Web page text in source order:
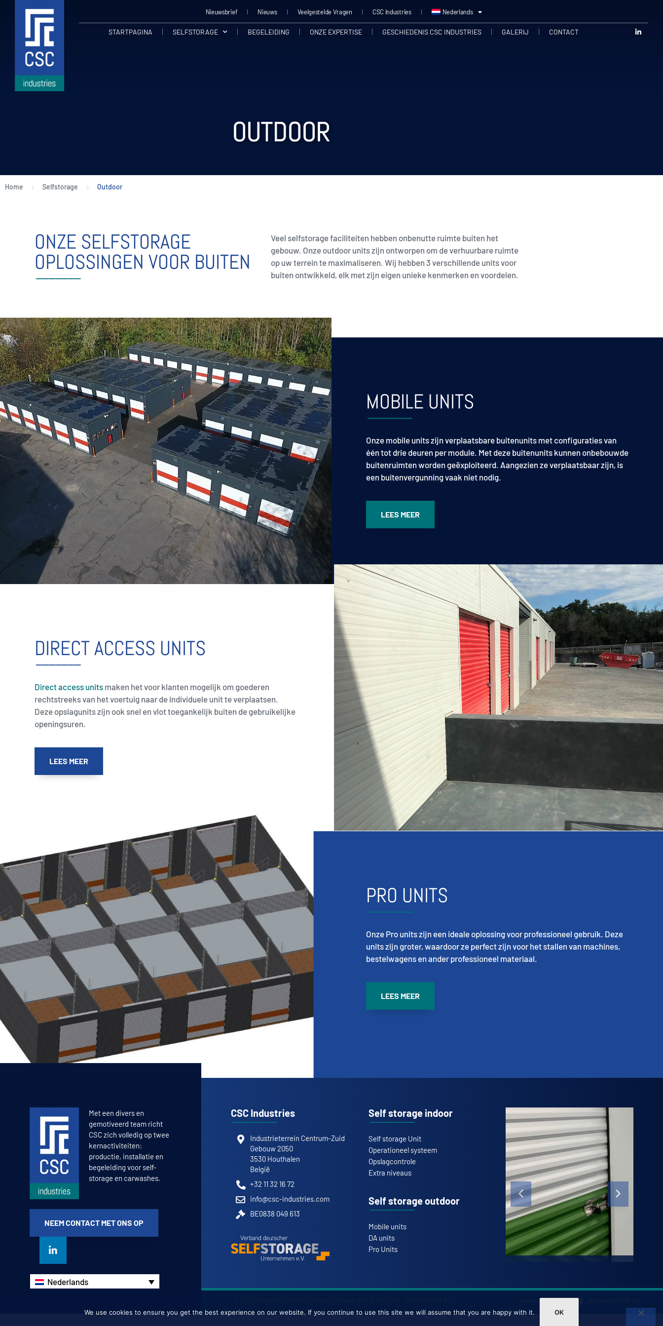
Nieuwsbrief Nieuws Veelgestelde Vragen CSC Industries Nederlands
STARTPAGINA SELFSTORAGE BEGELEIDING ONZE EXPERTISE GESCHIEDENIS CSC INDUSTRIES GALERIJ CONTACT
OUTDOOR
Home Selfstorage Outdoor
ONZE SELFSTORAGE
OPLOSSINGEN VOOR BUITEN
Veel selfstorage faciliteiten hebben onbenutte ruimte buiten het
gebouw. Onze outdoor units zijn ontworpen om de verhuurbare ruimte
op uw terrein te maximaliseren. Wij hebben 3 verschillende units voor
buiten ontwikkeld, elk met zijn eigen unieke kenmerken en voordelen.
MOBILE UNITS
Onze mobile unitszijn verplaatsbare buitenunits met configuraties van
één tot drie deuren per module. Met deze buitenunits kunnen onbebouwde
buitenruimten worden geëxploiteerd. Aangezien ze verplaatsbaar zijn, is
een buitenvergunning vaak niet nodig.
LEES MEER
DIRECT ACCESS UNITS
Direct access units maken het voor klanten mogelijk om goederen
rechtstreeks van het voertuig naar de individuele unit te verplaatsen.
Deze opslagunits zijn ook snel en vlot toegankelijk buiten de gebruikelijke
openingsuren.
LEES MEER
PRO UNITS
Onze Pro unitszijn een ideale oplossing voor professioneel gebruik. Deze
units zijn groter, waardoor ze perfect zijn voor het stallen van machines,
bestelwagens en ander professioneel materiaal.
LEES MEER
Met een divers en
gemotiveerd team richt
CSC zich volledig op twee
kernactiviteiten:
productie, installatie en
begeleiding voor self-
storage en carwashes.
NEEM CONTACT MET ONS OP
Nederlands
CSC Industries
Industrieterrein Centrum-Zuid
Gebouw 2050
3530 Houthalen
België
+32 11 32 16 72
info@csc-industries.com
BE0838 049 613
Self storage indoor
Self storage Unit
Operationeel systeem
Opslagcontrole
Extra niveaus
Self storage outdoor
Mobile units
DA units
Pro Units
Gemaakt met ❤ door
We use cookies to ensure you get the best experience on our website. If you continue to use this site we will assume that you are happy with it. OK